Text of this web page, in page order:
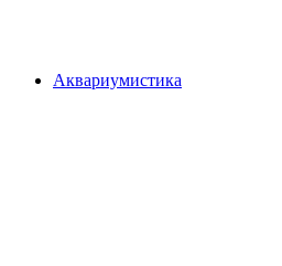
Аквариумистика